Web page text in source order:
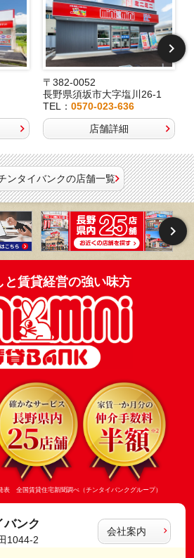
〒382-0052
長野県須坂市大字塩川26-1
TEL：0570-023-636
店舗詳細
ンタイバンクの店舗一覧
と賃貸経営の強い味方
全国賃貸住宅新聞調べ（チンタイバンクグループ）
バンク
1044-2
会社案内